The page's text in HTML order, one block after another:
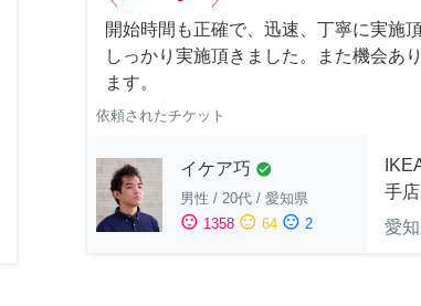
開始時間も正確で、迅速、丁寧に実施
しっかり実施頂きました。また機会あ
ます。
依頼されたチケット
イケア巧 check_circle
男性 / 20代 / 愛知県
sentiment_satisfied 1358 sentiment_neutral 64 sentiment_dissatisfied 2
手
愛